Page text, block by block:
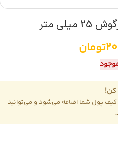
متر
تومان
کن!
کیف پول شما اضافه می‌شود و می‌توانید